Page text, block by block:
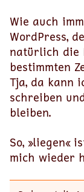
Wie auch
WordPress,
natürlich die
bestimmten
Tja, da kann
schreiben
bleiben.
So, »liegen«
mich wieder